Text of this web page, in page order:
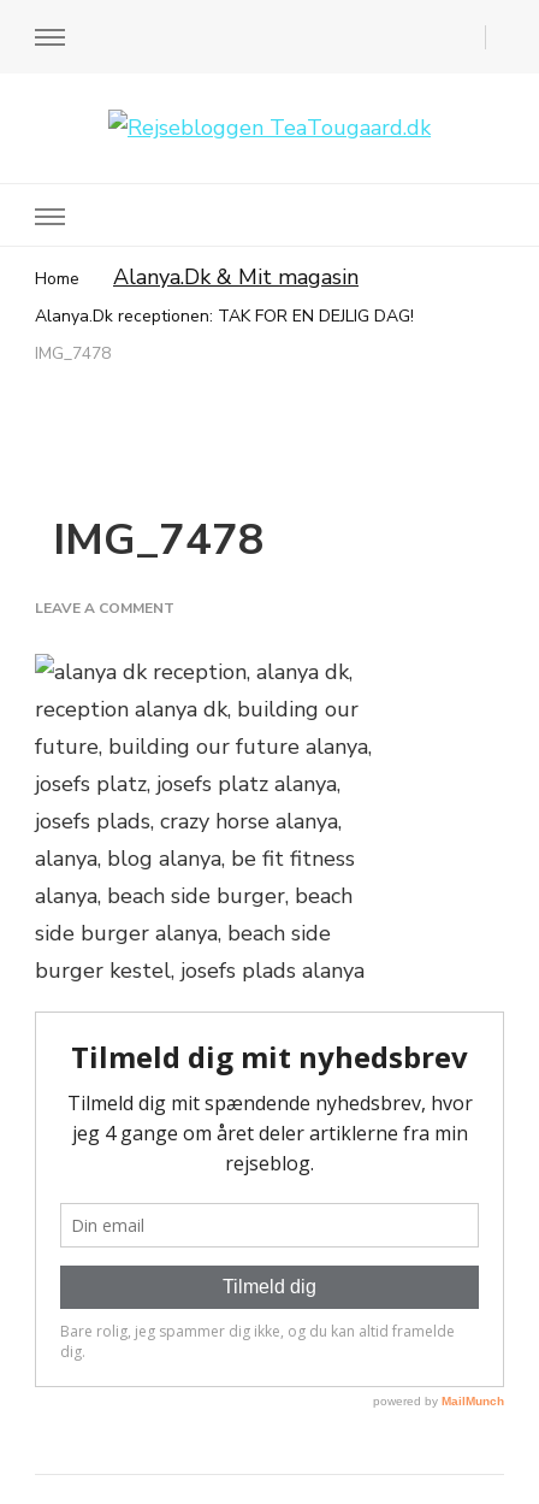
Home Alanya.Dk & Mit magasin
Alanya.Dk receptionen: TAK FOR EN DEJLIG DAG!
IMG_7478
IMG_7478
LEAVE A COMMENT